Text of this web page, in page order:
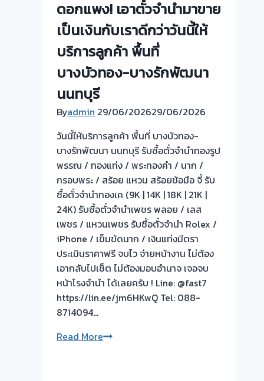
ตั่ว
จำนำ
ทอง-
แค
ราย-
นนท์
นนทบุรี
ให้
ราคา
สูง
ดอกแพง! เอาตั๋วจำนำมาขาย
เป็นเงินกับเราดีกว่าวันนี้ให้
บริการลูกค้า พื้นที่
บางบัวทอง-บางรักพัฒนา
นนทบุรี
Byadmin 29/06/202629/06/2026
วันนี้ให้บริการลูกค้า พื้นที่ บางบัวทอง-
บางรักพัฒนา นนทบุรี รับซื้อตั๋วจำนำทองรูป
พรรณ / ทองแท่ง / พระทองคำ / นาก /
กรอบพระ / สร้อย แหวน สร้อยข้อมือ จี้ รับ
ซื้อตั๋วจำนำทองเค (9K | 14K | 18K | 21K |
24K) รับซื้อตั๋วจำนำเพชร พลอย / เลส
เพชร / แหวนเพชร รับซื้อตั๋วจำนำ Rolex /
iPhone / เข็มขัดนาก / เงินแท่งมีตรา
ประเมินราคาฟรี จบไว จ่ายหน้างาน ไม่ต้อง
เอากลับไปเช็ต ไม่ต้องมอบอำนาจ เจอจบ
หน้าโรงจำนำ ได้เลยครับ ! Line: @fast7
https://lin.ee/jm6HKwQ Tel: 088-
8714094…
Read More🟢